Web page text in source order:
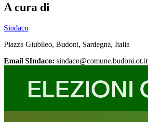
A cura di
Sindaco
Piazza Giubileo, Budoni, Sardegna, Italia
Email SIndaco: sindaco@comune.budoni.ot.it